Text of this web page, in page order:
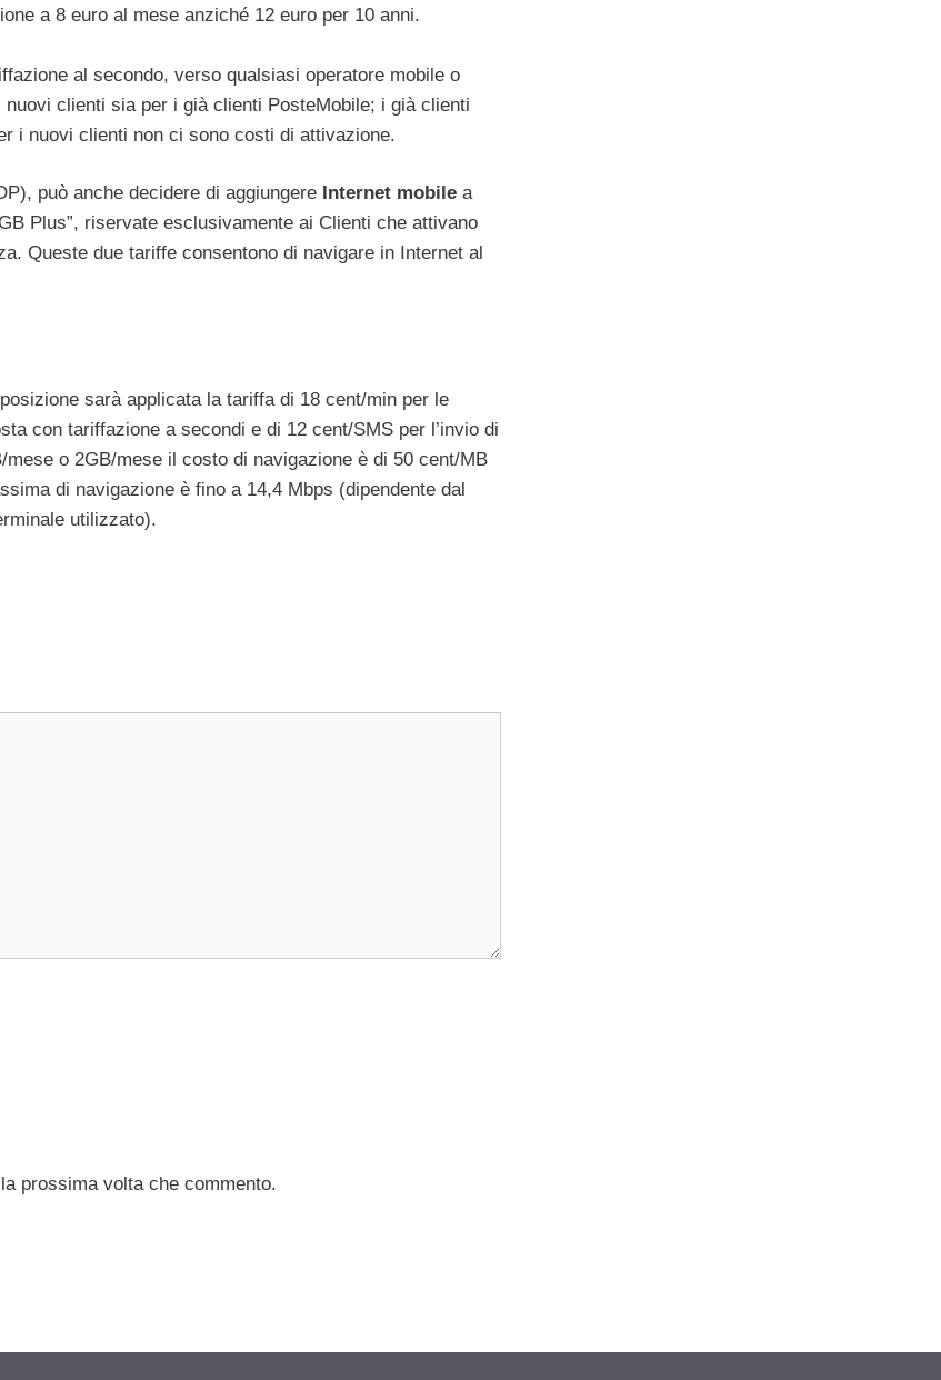
a 8 euro al mese anziché 12 euro per 10 anni.
al secondo, verso qualsiasi operatore mobile o
clienti sia per i già clienti PosteMobile; i già clienti
i nuovi clienti non ci sono costi di attivazione.
può anche decidere di aggiungere Internet mobile a
Plus”, riservate esclusivamente ai Clienti che attivano
Queste due tariffe consentono di navigare in Internet al
sarà applicata la tariffa di 18 cent/min per le
con tariffazione a secondi e di 12 cent/SMS per l’invio di
o 2GB/mese il costo di navigazione è di 50 cent/MB
di navigazione è fino a 14,4 Mbps (dipendente dal
utilizzato).
prossima volta che commento.